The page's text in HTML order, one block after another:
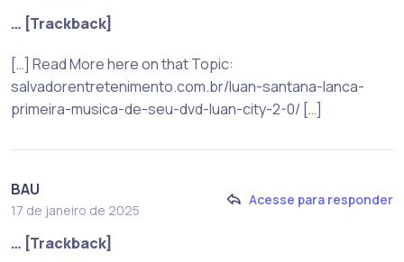
… [Trackback]
[…] Read More here on that Topic:
salvadorentretenimento.com.br/luan-santana-lanca-
primeira-musica-de-seu-dvd-luan-city-2-0/ […]
BAU
17 de janeiro de 2025
Acesse para responder
… [Trackback]